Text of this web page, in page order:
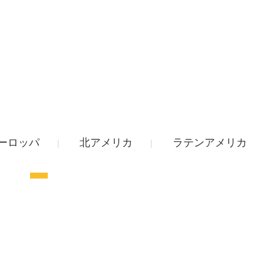
ロッパ | 北アメリカ | ラテンアメリカ